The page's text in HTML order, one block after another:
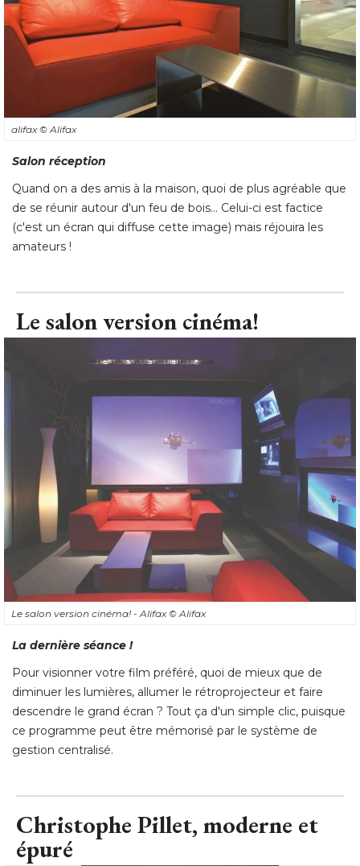
alifax© Alifax
Salon réception
Quand on a des amis à la maison, quoi de plus agréable que
de se réunir autour d'un feu de bois… Celui-ci est factice
(c'est un écran qui diffuse cette image) mais réjouira les
amateurs !
Le salon version cinéma!
Le salon version cinéma! - Alifax© Alifax
La dernière séance !
Pour visionner votre film préféré, quoi de mieux que de
diminuer les lumières, allumer le rétroprojecteur et faire
descendre le grand écran ? Tout ça d'un simple clic, puisque
ce programme peut être mémorisé par le système de
gestion centralisé.
Christophe Pillet, moderne et
épuré